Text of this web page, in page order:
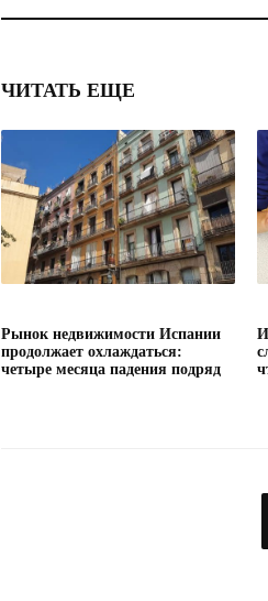
ЧИТАТЬ ЕЩЕ
Рынок недвижимости Испании
продолжает охлаждаться:
четыре месяца падения подряд